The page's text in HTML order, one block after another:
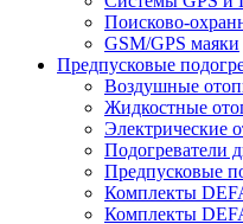
Поисково-
GSM/GPS маяки
Предпусковые
Воздушные
Жидкостные
Электрические
Подогреватели
Предпусковые
Комплекты
Комплекты